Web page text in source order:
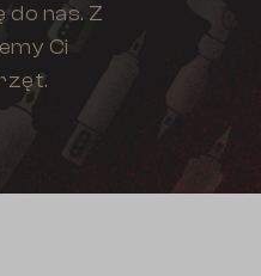
do nas. Z
Ci